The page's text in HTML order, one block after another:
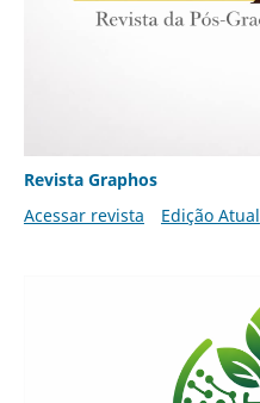
Revista Graphos
Acessar revista
Edição Atual